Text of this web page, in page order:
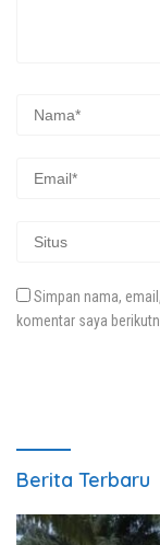
Simpan nama,
komentar saya
Berita Terbaru